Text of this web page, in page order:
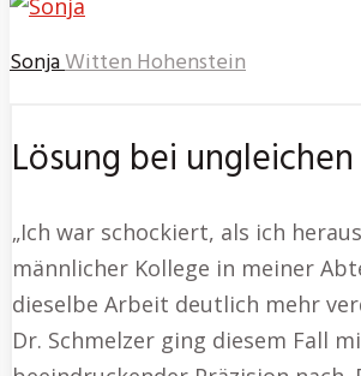
SonjaWitten Hohenstein
Lösung bei
„Ich war schockiert, als ich
männlicher Kollege in meiner
dieselbe Arbeit deutlich mehr
Dr. Schmelzer ging diesem Fall